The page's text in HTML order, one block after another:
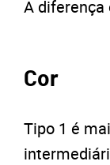
A diferença
Cor
Tipo 1 é